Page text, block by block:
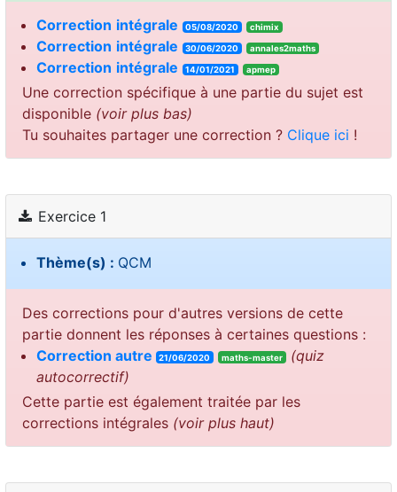
Correction intégrale 05/08/2020 chimix
Correction intégrale 30/06/2020 annales2maths
Correction intégrale 14/01/2021 apmep
Une correction spécifique à une partie du sujet est
disponible (voir plus bas)
Tu souhaites partager une correction ? Clique ici !
Exercice 1
Thème(s) : QCM
Des corrections pour d'autres versions de cette
partie donnent les réponses à certaines questions :
Correction autre
21/06/2020 maths-master
(quiz
autocorrectif)
Cette partie est également traitée par les
corrections intégrales (voir plus haut)